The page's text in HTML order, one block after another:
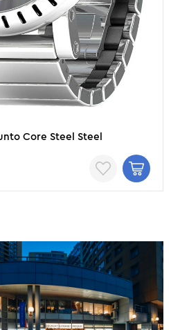
Core Steel Steel